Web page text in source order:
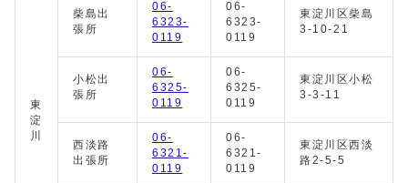
東
淀
川
柴島出
張所
06-
6323-
0119
06-
6323-
0119
東淀川区柴島
3-10-21
小松出
張所
06-
6325-
0119
06-
6325-
0119
東淀川区小松
3-3-11
西淡路
出張所
06-
6321-
0119
06-
6321-
0119
東淀川区西淡
路2-5-5